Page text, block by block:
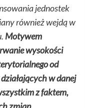
jednostek
również wejdą w
Motywem
wysokości
od
w danej
z faktem,
zmian